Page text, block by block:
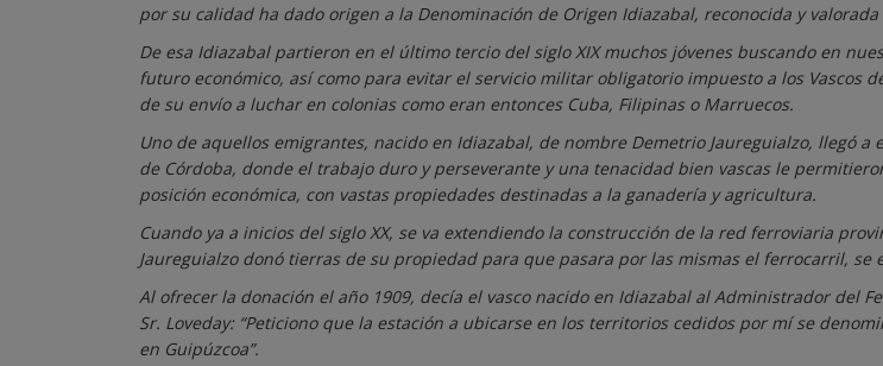
por su calidad ha dado origen a la Denominación de Origen Idiazabal, reconocida y
De esa Idiazabal partieron en el último tercio del siglo XIX muchos jóvenes buscando en
futuro económico, así como para evitar el servicio militar obligatorio impuesto a los Vascos
de su envío a luchar en colonias como eran entonces Cuba, Filipinas o Marruecos.
Uno de aquellos emigrantes, nacido en Idiazabal, de nombre Demetrio Jaureguialzo, llegó a
de Córdoba, donde el trabajo duro y perseverante y una tenacidad bien vascas le
posición económica, con vastas propiedades destinadas a la ganadería y agricultura.
Cuando ya a inicios del siglo XX, se va extendiendo la construcción de la red ferroviaria
Jaureguialzo donó tierras de su propiedad para que pasara por las mismas el ferrocarril, se
Al ofrecer la donación el año 1909, decía el vasco nacido en Idiazabal al Administrador del
Sr. Loveday: “Peticiono que la estación a ubicarse en los territorios cedidos por mí se
en Guipúzcoa”.